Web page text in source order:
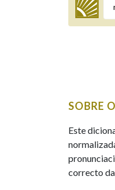
Termo a
Remata
SOBRE
Este
correcto da